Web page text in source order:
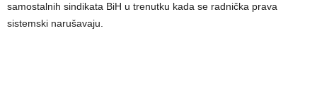
samostalnih sindikata BiH u trenutku kada se radnička prava
sistemski narušavaju.